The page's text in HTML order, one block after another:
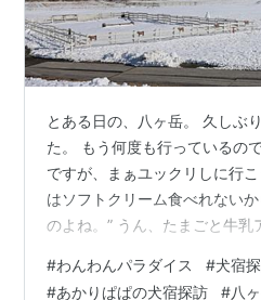
とある日の、八ヶ岳。 久しぶ
た。 もう何度も行っているの
ですが、まぁユックリしに行
はソフトクリーム食べれない
のよね。” うん、たまごと牛乳
ことはない八ヶ岳、だけど、
#わんわんパラダイス #犬宿
#あかりぱぱの犬宿探訪 #八